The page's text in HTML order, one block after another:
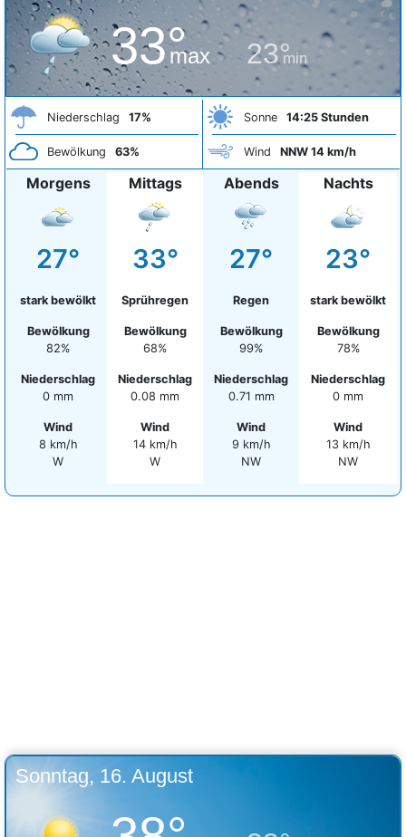
33°
max 23°
min
Niederschlag 17%
Bewölkung 63%
Sonne 14:25 Stunden
Wind NNW 14 km/h
Morgens
27°
stark bewölkt
Bewölkung
82%
Niederschlag
0 mm
Wind
8 km/h
W
Mittags
33°
Sprühregen
Bewölkung
68%
Niederschlag
0.08 mm
Wind
14 km/h
W
Abends
27°
Regen
Bewölkung
99%
Niederschlag
0.71 mm
Wind
9 km/h
NW
Nachts
23°
stark bewölkt
Bewölkung
78%
Niederschlag
0 mm
Wind
13 km/h
NW
Sonntag, 16. August